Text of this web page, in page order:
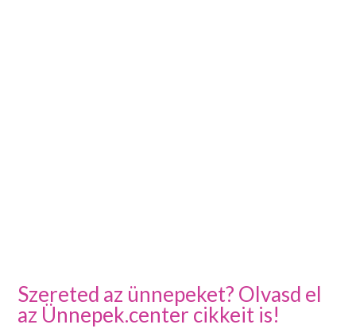
Szereted az ünnepeket? Olvasd el
az Ünnepek.center cikkeit is!